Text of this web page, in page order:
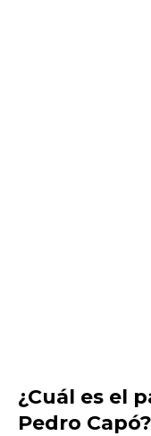
¿Cuál es el
Pedro Capó?